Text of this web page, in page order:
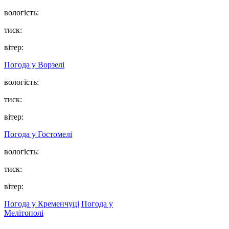
вологість:
тиск:
вітер:
Погода у Ворзелі
вологість:
тиск:
вітер:
Погода у Гостомелі
вологість:
тиск:
вітер:
Погода у Кременчуці Погода у
Мелітополі